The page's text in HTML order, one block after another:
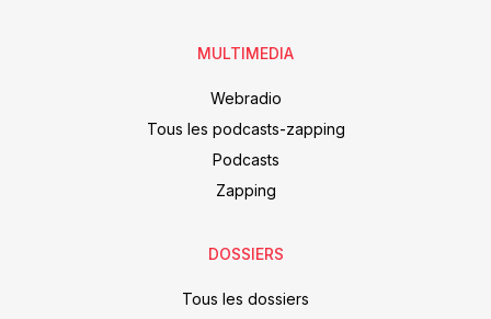
MULTIMEDIA
Webradio
Tous les podcasts-zapping
Podcasts
Zapping
DOSSIERS
Tous les dossiers